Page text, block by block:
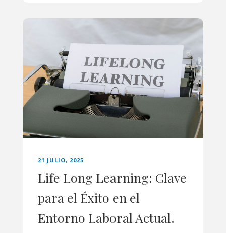
21 JULIO, 2025
Life Long Learning: Clave
para el Éxito en el
Entorno Laboral Actual.